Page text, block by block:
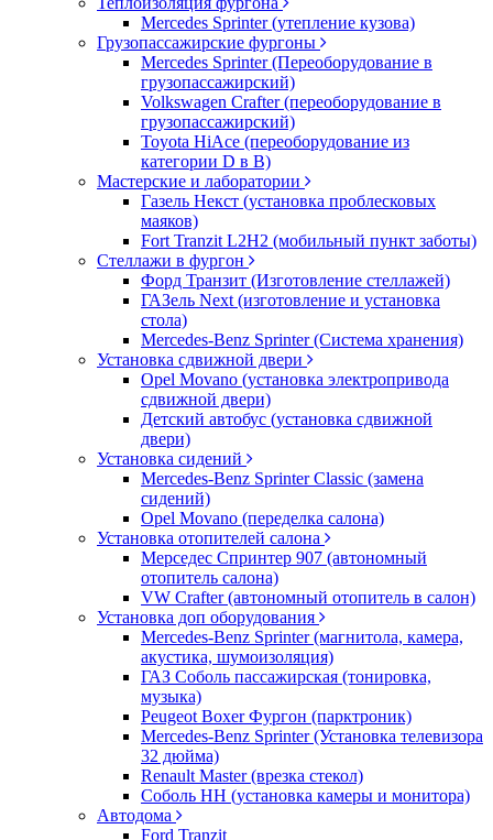
Mercedes Sprinter (утепление кузова)
Грузопассажирские фургоны
Mercedes Sprinter (Переоборудование в
грузопассажирский)
Volkswagen Crafter (переоборудование в
грузопассажирский)
Toyota HiAce (переоборудование из
категории D в B)
Мастерские и лаборатории
Газель Некст (установка проблесковых
маяков)
Fort Tranzit L2H2 (мобильный пункт заботы)
Стеллажи в фургон
Форд Транзит (Изготовление стеллажей)
ГАЗель Next (изготовление и установка
стола)
Mercedes-Benz Sprinter (Система хранения)
Установка сдвижной двери
Opel Movano (установка электропривода
сдвижной двери)
Детский автобус (установка сдвижной
двери)
Установка сидений
Mercedes-Benz Sprinter Classic (замена
сидений)
Opel Movano (переделка салона)
Установка отопителей салона
Мерседес Спринтер 907 (автономный
отопитель салона)
VW Crafter (автономный отопитель в салон)
Установка доп оборудования
Mercedes-Benz Sprinter (магнитола, камера,
акустика, шумоизоляция)
ГАЗ Соболь пассажирская (тонировка,
музыка)
Peugeot Boxer Фургон (парктроник)
Mercedes-Benz Sprinter (Установка телевизора
32 дюйма)
Renault Master (врезка стекол)
Соболь НН (установка камеры и монитора)
Автодома
Ford Tranzit